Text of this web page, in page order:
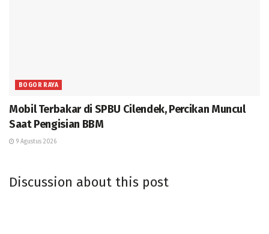
BOGOR RAYA
Mobil Terbakar di SPBU Cilendek, Percikan Muncul
Saat Pengisian BBM
9 Agustus 2026
Discussion about this post